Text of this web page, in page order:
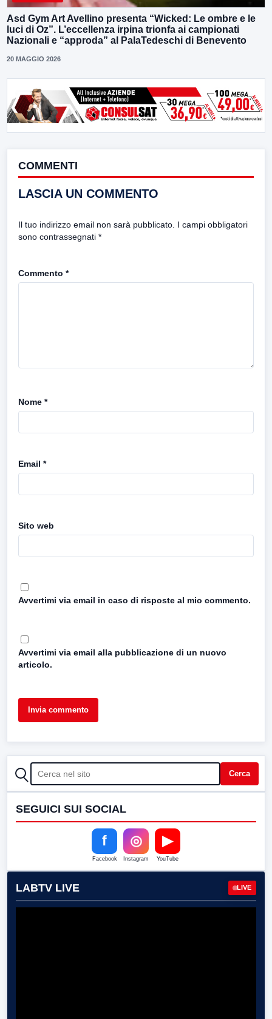
Asd Gym Art Avellino presenta “Wicked: Le ombre e le
luci di Oz”. L’eccellenza irpina trionfa ai campionati
Nazionali e “approda” al PalaTedeschi di Benevento
20 MAGGIO 2026
COMMENTI
LASCIA UN COMMENTO
Il tuo indirizzo email non sarà pubblicato. I campi obbligatori
sono contrassegnati *
Commento *
Nome *
Email *
Sito web
Avvertimi via email in caso di risposte al mio commento.
Avvertimi via email alla pubblicazione di un nuovo
articolo.
CERCA Cerca
SEGUICI SUI SOCIAL
f
Facebook
◎
Instagram
▶
YouTube
LABTV LIVE LIVE